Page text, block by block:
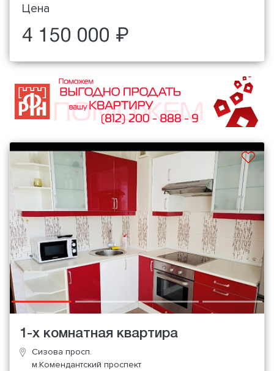
Цена
4 150 000 ₽
1-х комнатная квартира
Сизова просп.
м.Комендантский проспект